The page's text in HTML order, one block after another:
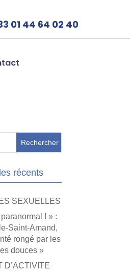
01 44 64 02 40
récents
SEXUELLES
! » :
Saint-Amand,
rongé par les
douces »
D’ACTIVITE